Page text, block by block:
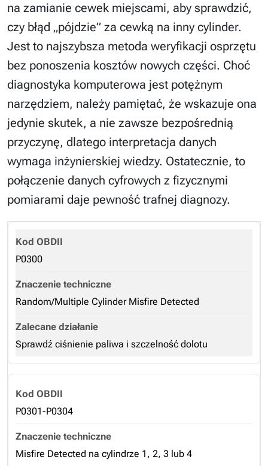
na zamianie cewek miejscami, aby sprawdzić,
czy błąd „pójdzie” za cewką na inny cylinder.
Jest to najszybsza metoda weryfikacji osprzętu
bez ponoszenia kosztów nowych części. Choć
diagnostyka komputerowa jest potężnym
narzędziem, należy pamiętać, że wskazuje ona
jedynie skutek, a nie zawsze bezpośrednią
przyczynę, dlatego interpretacja danych
wymaga inżynierskiej wiedzy. Ostatecznie, to
połączenie danych cyfrowych z fizycznymi
pomiarami daje pewność trafnej diagnozy.
P0300
Random/Multiple Cylinder Misfire Detected
Sprawdź ciśnienie paliwa i szczelność dolotu
P0301-P0304
Misfire Detected na cylindrze 1, 2, 3 lub 4